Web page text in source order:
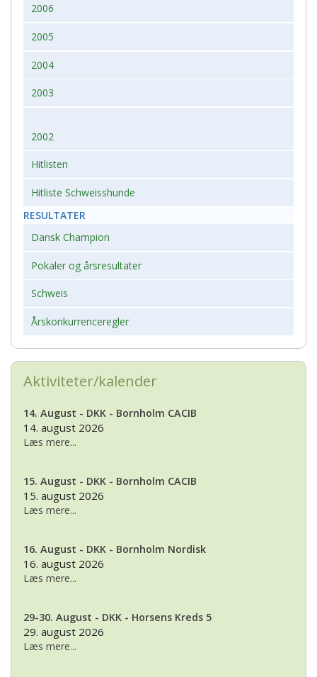
2006
2005
2004
2003
2002
Hitlisten
Hitliste Schweisshunde
RESULTATER
Dansk Champion
Pokaler og årsresultater
Schweis
Årskonkurrenceregler
Aktiviteter/kalender
14. August - DKK - Bornholm CACIB
14. august 2026
Læs mere...
15. August - DKK - Bornholm CACIB
15. august 2026
Læs mere...
16. August - DKK - Bornholm Nordisk
16. august 2026
Læs mere...
29-30. August - DKK - Horsens Kreds 5
29. august 2026
Læs mere...